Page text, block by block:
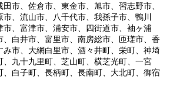
市、佐倉市、東金市、旭市、習志野市、
市、流山市、八千代市、我孫子市、鴨川
市、富津市、浦安市、四街道市、袖ヶ浦
、白井市、富里市、南房総市、匝瑳市、香
み市、大網白里市、酒々井町、栄町、神埼
、九十九里町、芝山町、横芝光町、一宮
、白子町、長柄町、長南町、大北町、御宿